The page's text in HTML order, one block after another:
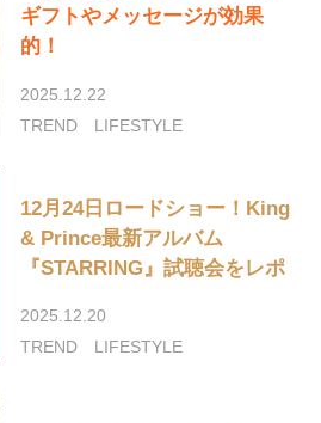
ギフトやメッセージが効果
的！
2025.12.22
TREND
LIFESTYLE
12月24日ロードショー！King
& Prince最新アルバム
『STARRING』試聴会をレポ
2025.12.20
TREND
LIFESTYLE